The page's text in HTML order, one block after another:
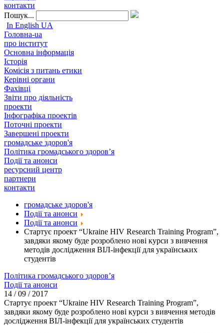
контакти
Пошук...
In English UA
Головна-ua
про інститут
Основна інформація
Історія
Комісія з питань етики
Керівні органи
Фахівці
Звіти про діяльність
проекти
Інфографіка проектів
Поточні проекти
Завершені проекти
громадське здоров'я
Політика громадського здоров’я
Події та анонси
ресурсний центр
партнери
контакти
громадське здоров'я
Події та анонси
Події та анонси
Стартує проект “Ukraine HIV Research Training Program”,
завдяки якому буде розроблено нові курси з вивчення
методів дослідження ВІЛ-інфекції для українських
студентів
Політика громадського здоров’я
Події та анонси
14 / 09 / 2017
Стартує проект “Ukraine HIV Research Training Program”,
завдяки якому буде розроблено нові курси з вивчення методів
дослідження ВІЛ-інфекції для українських студентів